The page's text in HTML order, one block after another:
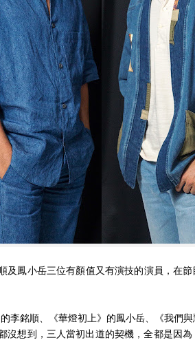
及鳳小岳三位有顏值又有演技的演員，在
李銘順、《華燈初上》的鳳小岳、《我們與
沒想到，三人當初出道的契機，全都是因為